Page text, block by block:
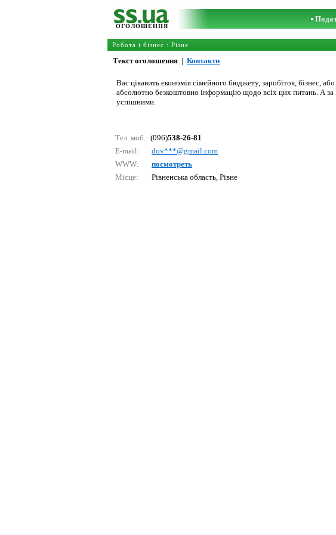
ОГОЛОШЕННЯ
Робота і бізнес : Різне
Текст оголошення | Контакти
Вас цікавить економія сімейного бюджету, заробіток, бізнес,
абсолютно безкоштовно інформацію щодо всіх цих питань. А
успішними.
Тел. моб.: (096)538-26-81
E-mail:
dоv***@gmаil.соm
WWW:
посмотреть
Місце:
Рівненська область, Рівне